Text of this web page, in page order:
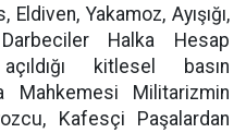
Yakamoz, Ayışığı,
Halka Hesap
kitlesel basın
Mahkemesi Militarizmin
Kafesçi Paşalardan